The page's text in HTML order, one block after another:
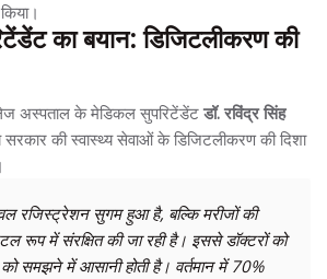
का बयान: डिजिटलीकरण की
अस्पताल के मेडिकल सुपरिटेंडेंट डॉ. रविंद्र सिंह
सरकार की स्वास्थ्य सेवाओं के डिजिटलीकरण की दिशा
रजिस्ट्रेशन सुगम हुआ है, बल्कि मरीजों की
रूप में संरक्षित की जा रही है। इससे डॉक्टरों को
समझने में आसानी होती है। वर्तमान में 70%